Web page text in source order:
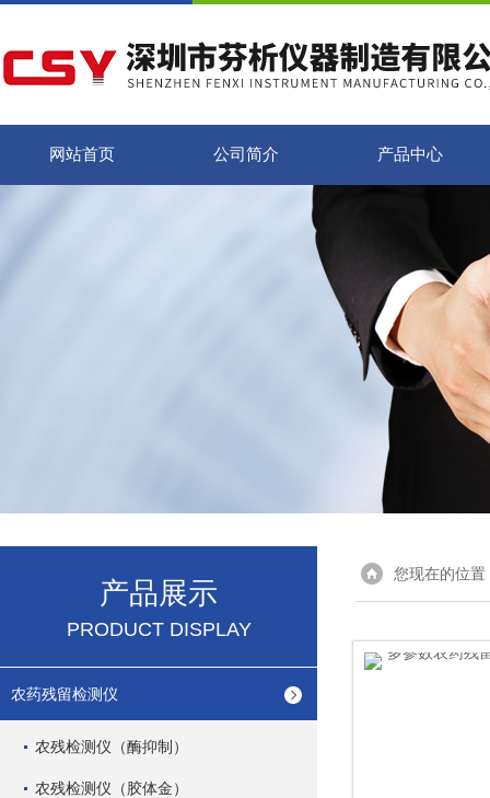
网站首页 公司简介 产品中心
产品展示
PRODUCT DISPLAY
农药残留检测仪
农残检测仪（酶抑制）
农残检测仪（胶体金）
您现在的位置